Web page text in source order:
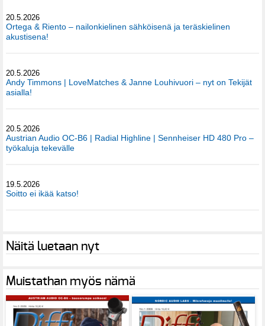
20.5.2026
Ortega & Riento – nailonkielinen sähköisenä ja teräskielinen
akustisena!
20.5.2026
Andy Timmons | LoveMatches & Janne Louhivuori – nyt on Tekijät
asialla!
20.5.2026
Austrian Audio OC-B6 | Radial Highline | Sennheiser HD 480 Pro –
työkaluja tekevälle
19.5.2026
Soitto ei ikää katso!
Näitä luetaan nyt
Muistathan myös nämä